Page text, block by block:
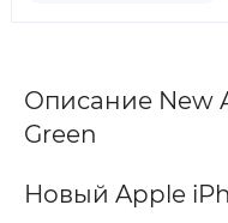
Описание New
Green
Новый Apple